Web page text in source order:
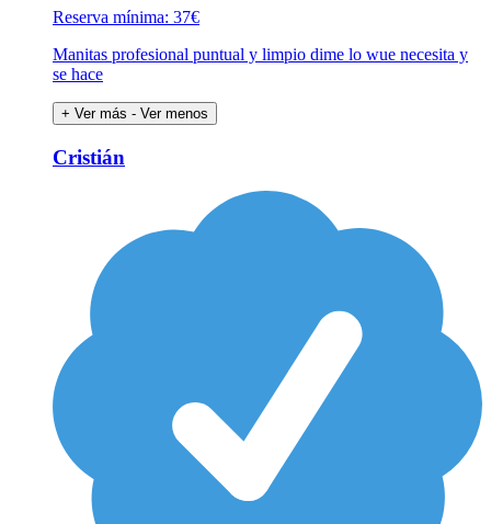
Reserva mínima: 37€
Manitas profesional puntual y limpio dime lo wue necesita y
se hace
+ Ver más - Ver menos
Cristián